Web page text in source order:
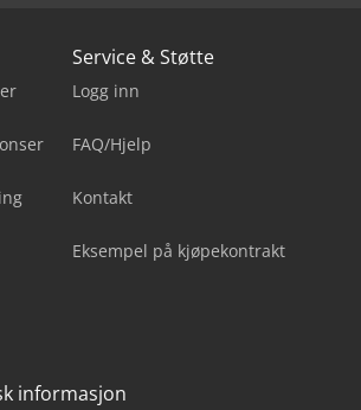
Service & Støtte
Logg inn
FAQ/Hjelp
Kontakt
Eksempel på kjøpekontrakt
informasjon